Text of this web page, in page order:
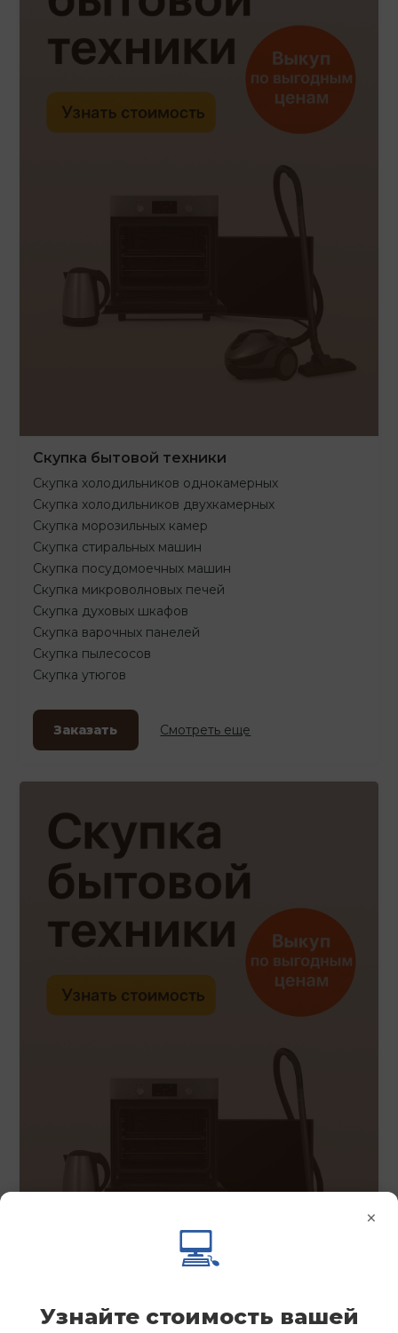
Скупка бытовой техники
Скупка холодильников однокамерных
Скупка холодильников двухкамерных
Скупка морозильных камер
Скупка стиральных машин
Скупка посудомоечных машин
Скупка микроволновых печей
Скупка духовых шкафов
Скупка варочных панелей
Скупка пылесосов
Скупка утюгов
Заказать Смотреть еще
×
💻
Узнайте стоимость вашей